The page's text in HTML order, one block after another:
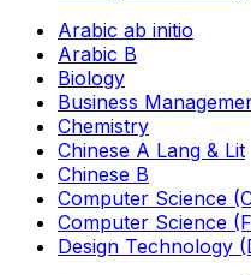
Arabic ab initio
Arabic B
Biology
Business
Chemistry
Chinese A Lang & Lit
Chinese B
Computer Science
Computer Science
Design Technology